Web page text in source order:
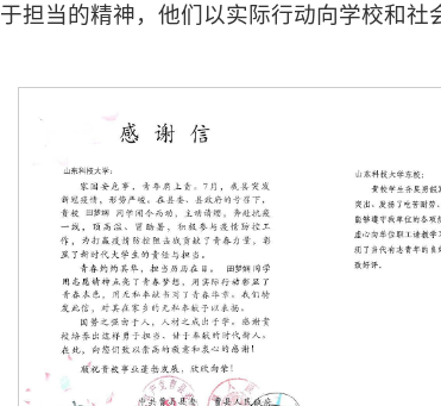
担当的精神，他们以实际行动向学校和社